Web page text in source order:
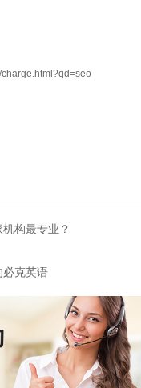
charge.html?qd=seo
构最专业？
必克英语